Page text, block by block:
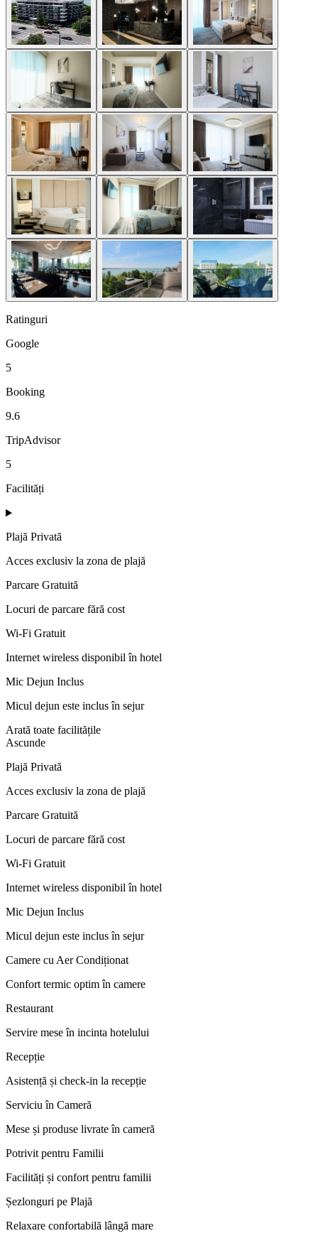
Ratinguri
Google
5
Booking
9.6
TripAdvisor
5
Facilități
Plajă Privată
Acces exclusiv la zona de plajă
Parcare Gratuită
Locuri de parcare fără cost
Wi-Fi Gratuit
Internet wireless disponibil în hotel
Mic Dejun Inclus
Micul dejun este inclus în sejur
Arată toate facilitățile
Ascunde
Plajă Privată
Acces exclusiv la zona de plajă
Parcare Gratuită
Locuri de parcare fără cost
Wi-Fi Gratuit
Internet wireless disponibil în hotel
Mic Dejun Inclus
Micul dejun este inclus în sejur
Camere cu Aer Condiționat
Confort termic optim în camere
Restaurant
Servire mese în incinta hotelului
Recepție
Asistență și check-in la recepție
Serviciu în Cameră
Mese și produse livrate în cameră
Potrivit pentru Familii
Facilități și confort pentru familii
Șezlonguri pe Plajă
Relaxare confortabilă lângă mare